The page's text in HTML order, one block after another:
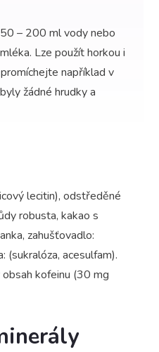
– 200 ml vody nebo
Lze použít horkou i
například v
žádné hrudky a
lecitin), odstředěné
robusta, kakao s
zahušťovadlo:
(sukralóza, acesulfam).
kofeinu (30 mg